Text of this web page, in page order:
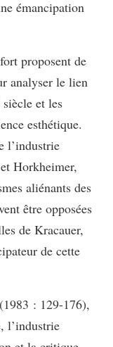
émancipation
proposent de
analyser le lien
siècle et les
esthétique.
l’industrie
Horkheimer,
aliénants des
être opposées
de Kracauer,
de cette
: 129-176),
l’industrie